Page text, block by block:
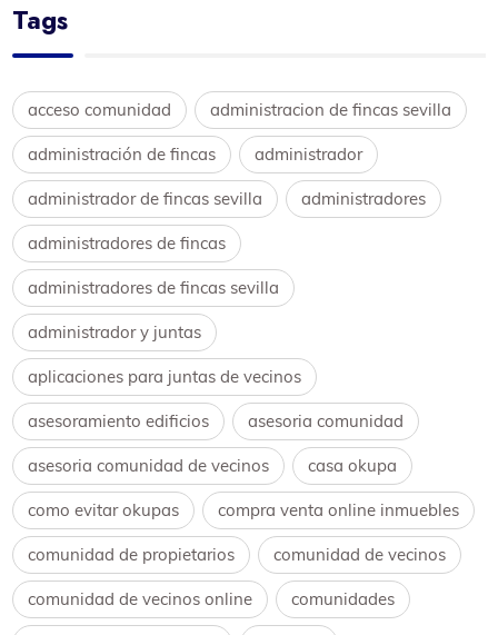
Tags
acceso comunidad administracion de fincas sevilla
administración de fincas administrador
administrador de fincas sevilla administradores
administradores de fincas
administradores de fincas sevilla
administrador y juntas
aplicaciones para juntas de vecinos
asesoramiento edificios asesoria comunidad
asesoria comunidad de vecinos casa okupa
como evitar okupas compra venta online inmuebles
comunidad de propietarios comunidad de vecinos
comunidad de vecinos online comunidades